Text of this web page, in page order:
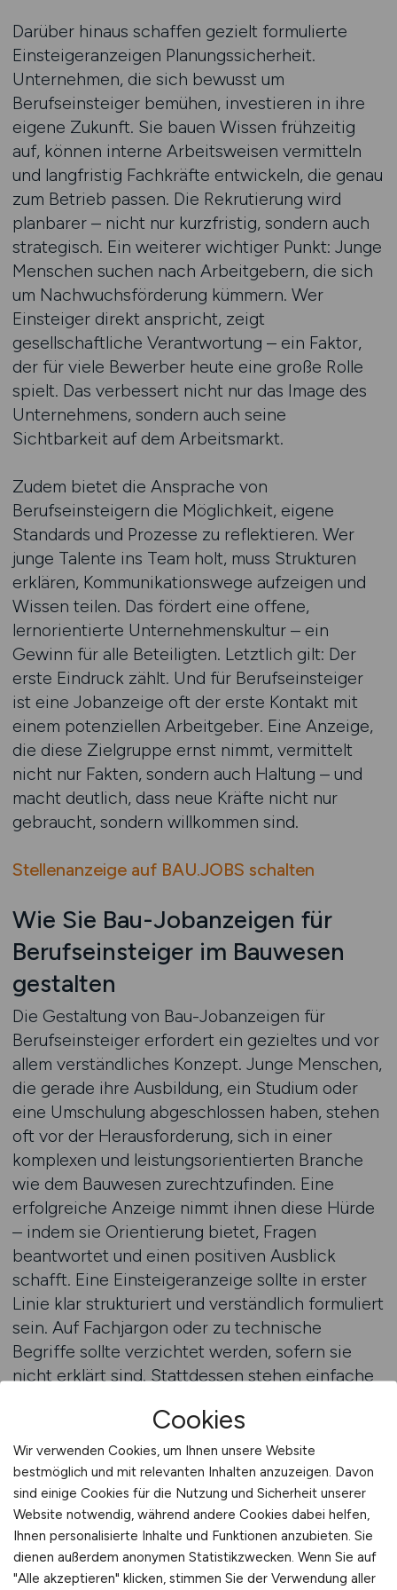
Darüber hinaus schaffen gezielt formulierte
Einsteigeranzeigen Planungssicherheit.
Unternehmen, die sich bewusst um
Berufseinsteiger bemühen, investieren in ihre
eigene Zukunft. Sie bauen Wissen frühzeitig
auf, können interne Arbeitsweisen vermitteln
und langfristig Fachkräfte entwickeln, die genau
zum Betrieb passen. Die Rekrutierung wird
planbarer – nicht nur kurzfristig, sondern auch
strategisch. Ein weiterer wichtiger Punkt: Junge
Menschen suchen nach Arbeitgebern, die sich
um Nachwuchsförderung kümmern. Wer
Einsteiger direkt anspricht, zeigt
gesellschaftliche Verantwortung – ein Faktor,
der für viele Bewerber heute eine große Rolle
spielt. Das verbessert nicht nur das Image des
Unternehmens, sondern auch seine
Sichtbarkeit auf dem Arbeitsmarkt.
Zudem bietet die Ansprache von
Berufseinsteigern die Möglichkeit, eigene
Standards und Prozesse zu reflektieren. Wer
junge Talente ins Team holt, muss Strukturen
erklären, Kommunikationswege aufzeigen und
Wissen teilen. Das fördert eine offene,
lernorientierte Unternehmenskultur – ein
Gewinn für alle Beteiligten. Letztlich gilt: Der
erste Eindruck zählt. Und für Berufseinsteiger
ist eine Jobanzeige oft der erste Kontakt mit
einem potenziellen Arbeitgeber. Eine Anzeige,
die diese Zielgruppe ernst nimmt, vermittelt
nicht nur Fakten, sondern auch Haltung – und
macht deutlich, dass neue Kräfte nicht nur
gebraucht, sondern willkommen sind.
Stellenanzeige auf BAU.JOBS schalten
Wie Sie Bau-Jobanzeigen für
Berufseinsteiger im Bauwesen
gestalten
Die Gestaltung von Bau-Jobanzeigen für
Berufseinsteiger erfordert ein gezieltes und vor
allem verständliches Konzept. Junge Menschen,
die gerade ihre Ausbildung, ein Studium oder
eine Umschulung abgeschlossen haben, stehen
oft vor der Herausforderung, sich in einer
komplexen und leistungsorientierten Branche
wie dem Bauwesen zurechtzufinden. Eine
erfolgreiche Anzeige nimmt ihnen diese Hürde
– indem sie Orientierung bietet, Fragen
beantwortet und einen positiven Ausblick
schafft. Eine Einsteigeranzeige sollte in erster
Linie klar strukturiert und verständlich formuliert
sein. Auf Fachjargon oder zu technische
Begriffe sollte verzichtet werden, sofern sie
nicht erklärt sind. Stattdessen stehen einfache
Aussagen im Vordergrund. Berufseinsteiger
wollen wissen, was genau sie erwartet – und
nicht raten müssen, was sich hinter abstrakten
Aufgabenbeschreibungen verbirgt.
Ein weiterer wichtiger Punkt ist die
Transparenz. Werben Sie mit klaren
Cookies
Wir verwenden Cookies, um Ihnen unsere Website
bestmöglich und mit relevanten Inhalten anzuzeigen. Davon
sind einige Cookies für die Nutzung und Sicherheit unserer
Website notwendig, während andere Cookies dabei helfen,
Ihnen personalisierte Inhalte und Funktionen anzubieten. Sie
dienen außerdem anonymen Statistikzwecken. Wenn Sie auf
"Alle akzeptieren" klicken, stimmen Sie der Verwendung aller